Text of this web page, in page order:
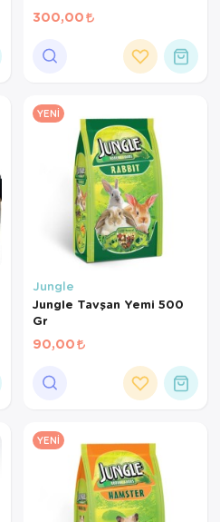
480 ml
300,00
YENI
Jungle
Jungle Tavşan Yemi 500
Gr
90,00
YENI